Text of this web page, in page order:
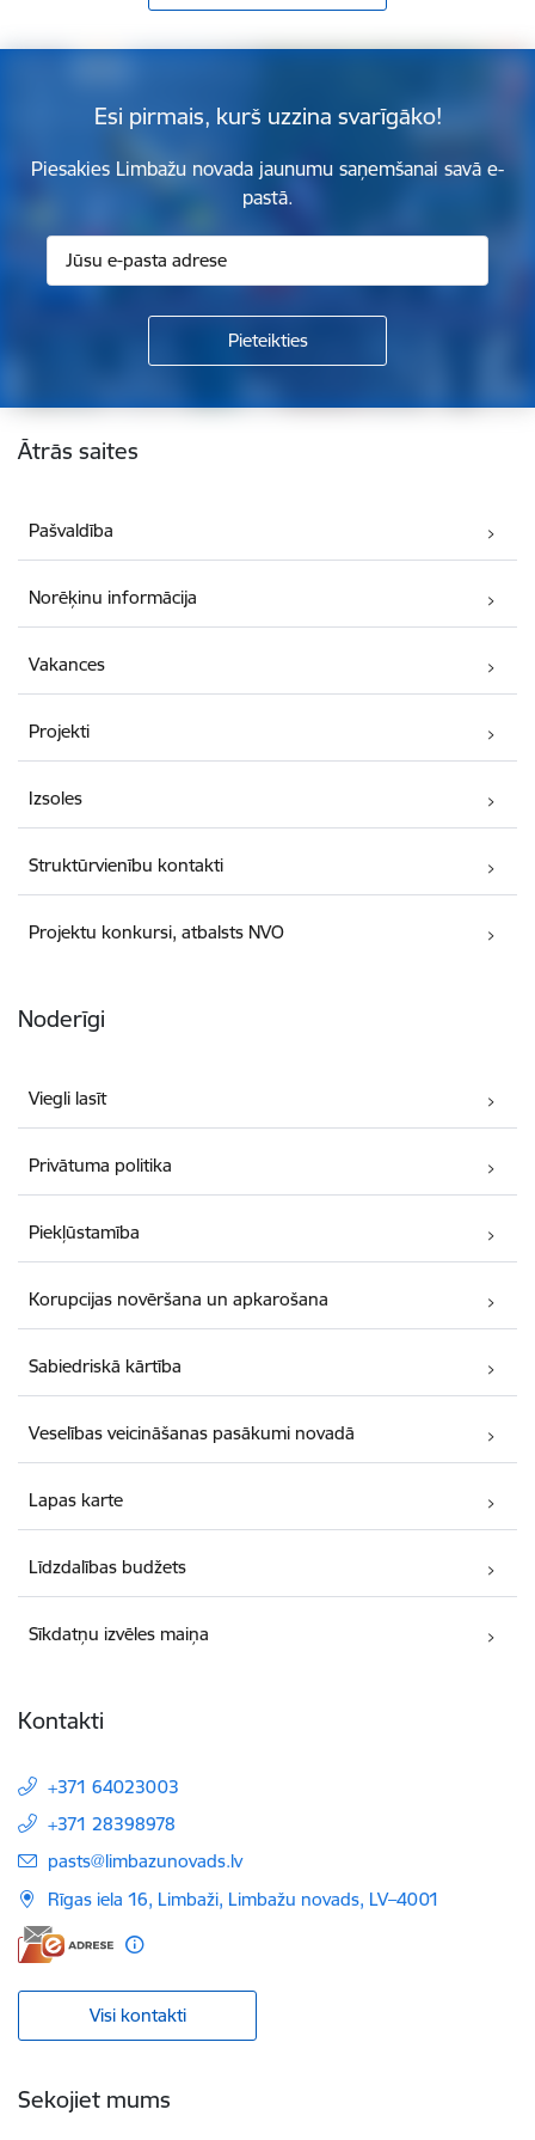
Esi pirmais, kurš uzzina svarīgāko!
Piesakies Limbažu novada jaunumu saņemšanai savā e-
pastā.
Kājene
Ātrās saites
Pašvaldība
Norēķinu informācija
Vakances
Projekti
Izsoles
Struktūrvienību kontakti
Projektu konkursi, atbalsts NVO
Noderīgi
Viegli lasīt
Privātuma politika
Piekļūstamība
Korupcijas novēršana un apkarošana
Sabiedriskā kārtība
Veselības veicināšanas pasākumi novadā
Lapas karte
Līdzdalības budžets
Sīkdatņu izvēles maiņa
Kontakti
+371 64023003
+371 28398978
E-pasts:
pasts@limbazunovads.lv
Rīgas iela 16, Limbaži, Limbažu novads, LV–4001
Visi kontakti
Sekojiet mums